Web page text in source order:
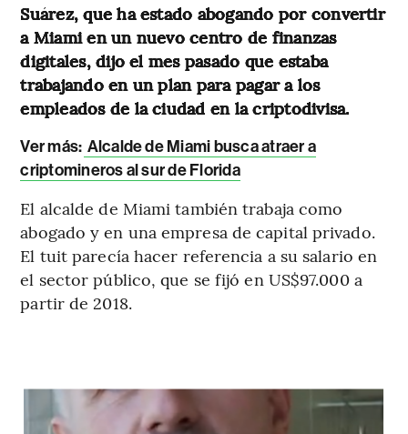
Suárez, que ha estado abogando por convertir
a Miami en un nuevo centro de finanzas
digitales, dijo el mes pasado que estaba
trabajando en un plan para pagar a los
empleados de la ciudad en la criptodivisa.
Ver más: Alcalde de Miami busca atraer a
criptomineros al sur de Florida
El alcalde de Miami también trabaja como
abogado y en una empresa de capital privado.
El tuit parecía hacer referencia a su salario en
el sector público, que se fijó en US$97.000 a
partir de 2018.